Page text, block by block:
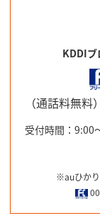
KDDIブ
（通話料無料）
受付時間：9:00
※auひかり